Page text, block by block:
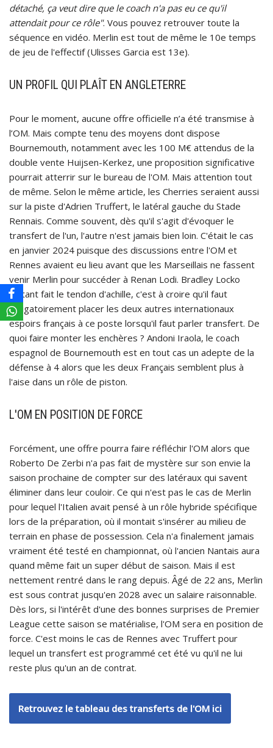
détaché, ça veut dire que le coach n'a pas eu ce qu'il
attendait pour ce rôle". Vous pouvez retrouver toute la
séquence en vidéo. Merlin est tout de même le 10e temps
de jeu de l'effectif (Ulisses Garcia est 13e).
UN PROFIL QUI PLAÎT EN ANGLETERRE
Pour le moment, aucune offre officielle n’a été transmise à
l’OM. Mais compte tenu des moyens dont dispose
Bournemouth, notamment avec les 100 M€ attendus de la
double vente Huijsen-Kerkez, une proposition significative
pourrait atterrir sur le bureau de l'OM. Mais attention tout
de même. Selon le même article, les Cherries seraient aussi
sur la piste d'Adrien Truffert, le latéral gauche du Stade
Rennais. Comme souvent, dès qu'il s'agit d'évoquer le
transfert de l'un, l'autre n'est jamais bien loin. C'était le cas
en janvier 2024 puisque des discussions entre l'OM et
Rennes avaient eu lieu avant que les Marseillais ne fassent
venir Merlin pour succéder à Renan Lodi. Bradley Locko
s'étant fait le tendon d'achille, c'est à croire qu'il faut
obligatoirement placer les deux autres internationaux
espoirs français à ce poste lorsqu'il faut parler transfert. De
quoi faire monter les enchères ? Andoni Iraola, le coach
espagnol de Bournemouth est en tout cas un adepte de la
défense à 4 alors que les deux Français semblent plus à
l'aise dans un rôle de piston.
L'OM EN POSITION DE FORCE
Forcément, une offre pourra faire réfléchir l'OM alors que
Roberto De Zerbi n'a pas fait de mystère sur son envie la
saison prochaine de compter sur des latéraux qui savent
éliminer dans leur couloir. Ce qui n'est pas le cas de Merlin
pour lequel l'Italien avait pensé à un rôle hybride spécifique
lors de la préparation, où il montait s'insérer au milieu de
terrain en phase de possession. Cela n'a finalement jamais
vraiment été testé en championnat, où l'ancien Nantais aura
quand même fait un super début de saison. Mais il est
nettement rentré dans le rang depuis. Âgé de 22 ans, Merlin
est sous contrat jusqu'en 2028 avec un salaire raisonnable.
Dès lors, si l'intérêt d'une des bonnes surprises de Premier
League cette saison se matérialise, l'OM sera en position de
force. C'est moins le cas de Rennes avec Truffert pour
lequel un transfert est programmé cet été vu qu'il ne lui
reste plus qu'un an de contrat.
Retrouvez le tableau des transferts de l'OM ici